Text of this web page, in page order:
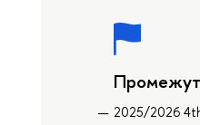
2025/2026